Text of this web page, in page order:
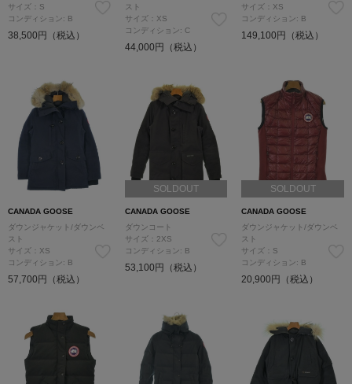
サイズ：S
コンディション: B
38,500円（税込）
スト
サイズ：XS
コンディション: C
44,000円（税込）
サイズ：XS
コンディション: B
149,100円（税込）
CANADA GOOSE
ダウンジャケット/ダウンベ
スト
サイズ：XS
コンディション: B
57,700円（税込）
SOLDOUT
CANADA GOOSE
ダウンコート
サイズ：2XS
コンディション: B
53,100円（税込）
SOLDOUT
CANADA GOOSE
ダウンジャケット/ダウンベ
スト
サイズ：S
コンディション: B
20,900円（税込）